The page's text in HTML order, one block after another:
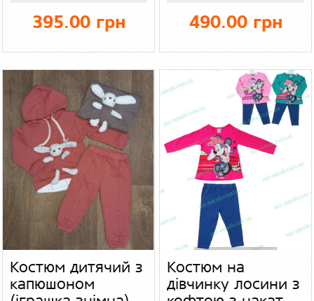
395.00 грн 490.00 грн
Костюм дитячий з
капюшоном
Костюм на
дівчинку лосини з